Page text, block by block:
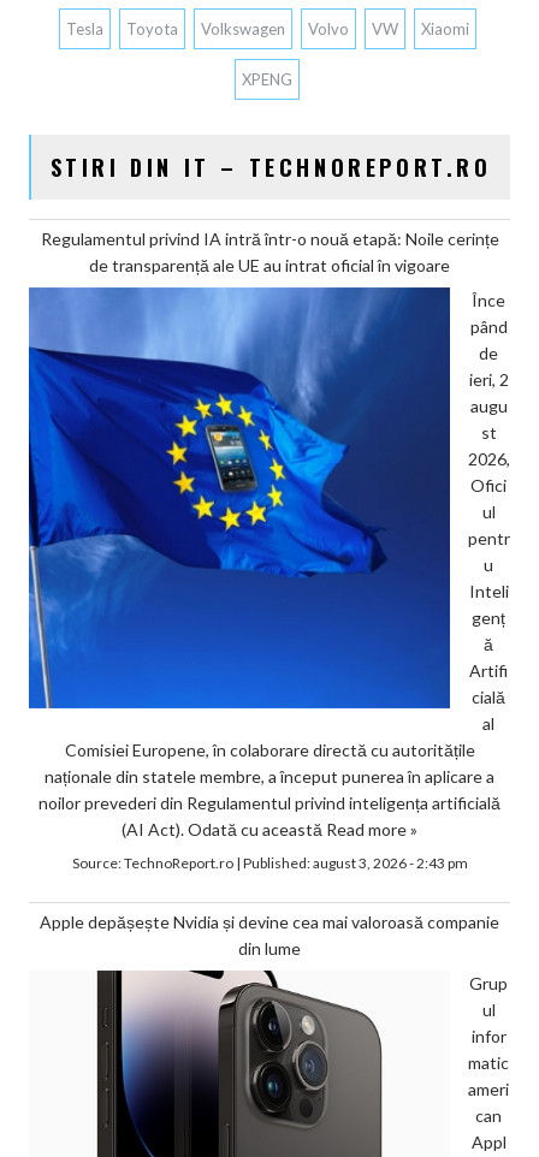
Tesla Toyota Volkswagen Volvo VW Xiaomi
XPENG
STIRI DIN IT – TECHNOREPORT.RO
Regulamentul privind IA intră într-o nouă etapă: Noile cerințe
de transparență ale UE au intrat oficial în vigoare
Înce
pând
de
ieri, 2
augu
st
2026,
Ofici
ul
pentr
u
Inteli
genț
ă
Artifi
cială
al
Comisiei Europene, în colaborare directă cu autoritățile
naționale din statele membre, a început punerea în aplicare a
noilor prevederi din Regulamentul privind inteligența artificială
(AI Act). Odată cu această Read more »
Source:TechnoReport.ro| Published:august 3, 2026 - 2:43 pm
Apple depășește Nvidia și devine cea mai valoroasă companie
din lume
Grup
ul
infor
matic
ameri
can
Appl